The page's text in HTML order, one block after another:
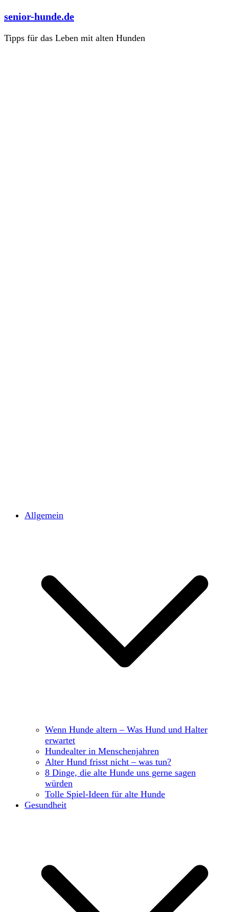
Zum
springen
senior-hunde.de
Tipps für das Leben mit alten Hunden
Allgemein
Wenn Hunde altern – Was Hund und Halter
erwartet
Hundealter in Menschenjahren
Alter Hund frisst nicht – was tun?
8 Dinge, die alte Hunde uns gerne sagen
würden
Tolle Spiel-Ideen für alte Hunde
Gesundheit